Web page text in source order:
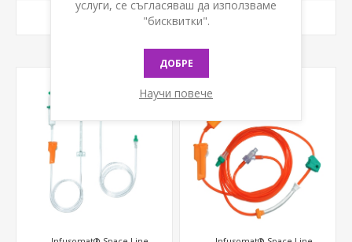
услуги, се съгласяваш да използваме
"бисквитки".
ДОБРЕ
Научи повече